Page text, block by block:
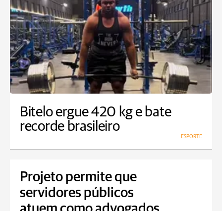
Bitelo ergue 420 kg e bate
recorde brasileiro
ESPORTE
Projeto permite que
servidores públicos